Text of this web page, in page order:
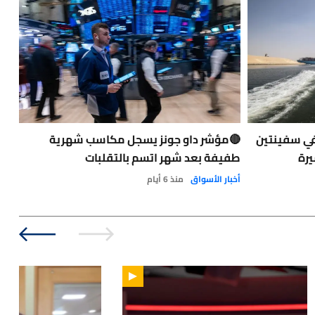
سفينتين
🔴مؤشر داو جونز يسجل مكاسب شهرية
طفيفة بعد شهر اتسم بالتقلبات
أخبار الأسواق منذ 6 أيام